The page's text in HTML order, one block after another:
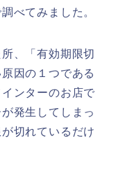
べてみました。
、「有効期限切
因の１つである
ンターのお店で
発生してしまっ
切れているだけ